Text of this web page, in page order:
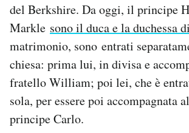
AREA PERSONALE
Area Personale
Newsletter
Notifiche mobile
Hai bisogno di aiuto?
Esci
del Berkshire. Da oggi, il principe
Markle sono il duca e la duchessa
matrimonio, sono entrati
chiesa: prima lui, in divisa e
fratello William; poi lei, che è
sola, per essere poi accompagnata
principe Carlo.